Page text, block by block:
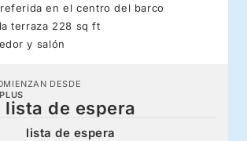
en el centro del barco
terraza 228 sq ft
y salón
DESDE
lista de espera
lista de espera